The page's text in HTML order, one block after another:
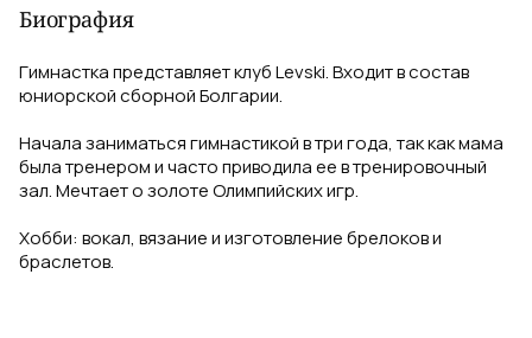
Биография
Гимнастка представляет клуб Levski. Входит в состав
юниорской сборной Болгарии.
Начала заниматься гимнастикой в три года, так как мама
была тренером и часто приводила ее в тренировочный
зал. Мечтает о золоте Олимпийских игр.
Хобби: вокал, вязание и изготовление брелоков и
браслетов.